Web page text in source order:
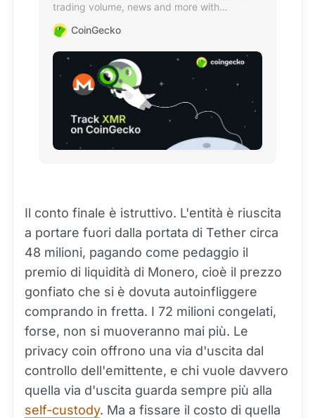
trading volume, news and more with
popular cryptocurrency price tracker.
CoinGecko
Il conto finale è istruttivo. L'entità è riuscita
a portare fuori dalla portata di Tether circa
48 milioni, pagando come pedaggio il
premio di liquidità di Monero, cioè il prezzo
gonfiato che si è dovuta autoinfliggere
comprando in fretta. I 72 milioni congelati,
forse, non si muoveranno mai più. Le
privacy coin offrono una via d'uscita dal
controllo dell'emittente, e chi vuole davvero
quella via d'uscita guarda sempre più alla
self-custody. Ma a fissare il costo di quella